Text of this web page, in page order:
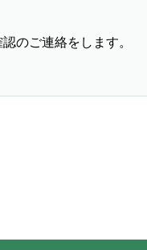
のご連絡をします。